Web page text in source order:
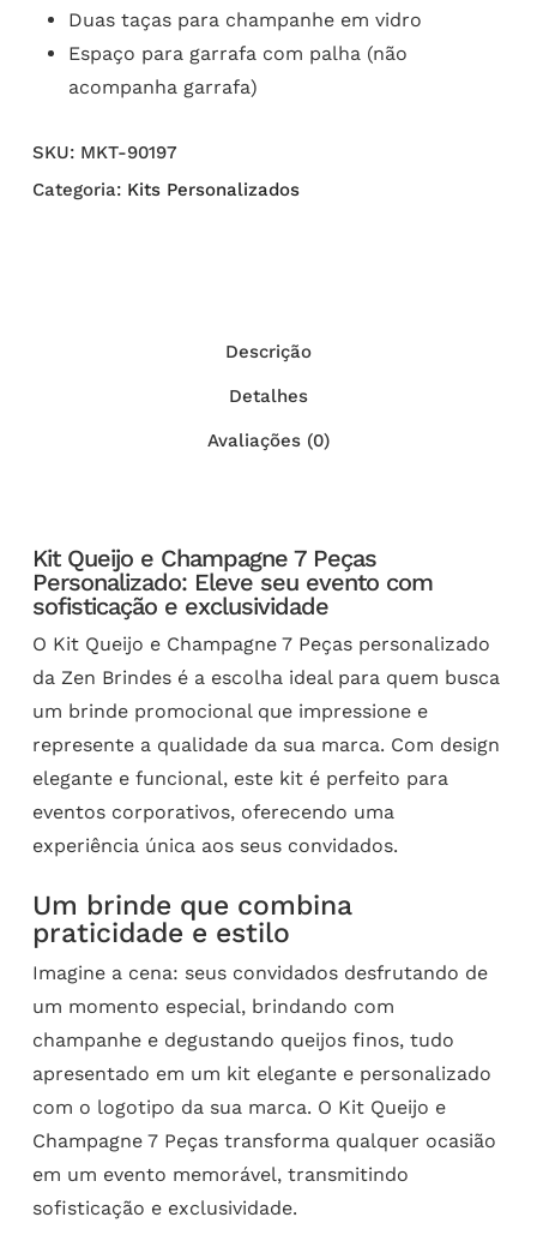
Duas taças para champanhe em vidro
Espaço para garrafa com palha (não
acompanha garrafa)
SKU: MKT-90197
Categoria: Kits Personalizados
Descrição
Detalhes
Avaliações (0)
Kit Queijo e Champagne 7 Peças
Personalizado: Eleve seu evento com
sofisticação e exclusividade
O Kit Queijo e Champagne 7 Peças personalizado
da Zen Brindes é a escolha ideal para quem busca
um brinde promocional que impressione e
represente a qualidade da sua marca. Com design
elegante e funcional, este kit é perfeito para
eventos corporativos, oferecendo uma
experiência única aos seus convidados.
Um brinde que combina
praticidade e estilo
Imagine a cena: seus convidados desfrutando de
um momento especial, brindando com
champanhe e degustando queijos finos, tudo
apresentado em um kit elegante e personalizado
com o logotipo da sua marca. O Kit Queijo e
Champagne 7 Peças transforma qualquer ocasião
em um evento memorável, transmitindo
sofisticação e exclusividade.